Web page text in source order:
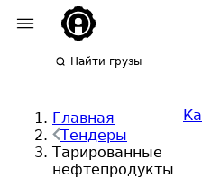
Найти грузы
Главная
Тендеры
Тарированные
нефтепродукты